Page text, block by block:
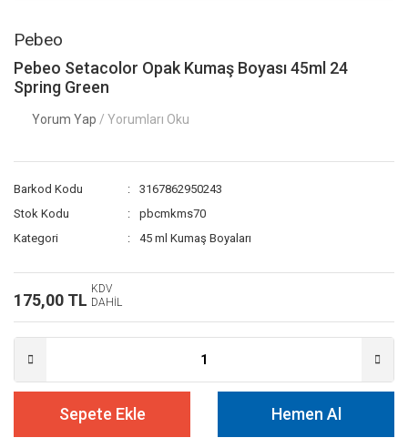
Pebeo
Pebeo Setacolor Opak Kumaş Boyası 45ml 24
Spring Green
Yorum Yap / Yorumları Oku
Barkod Kodu
3167862950243
Stok Kodu
pbcmkms70
Kategori
45 ml Kumaş Boyaları
175,00 TL
KDV
DAHİL
Sepete Ekle Hemen Al